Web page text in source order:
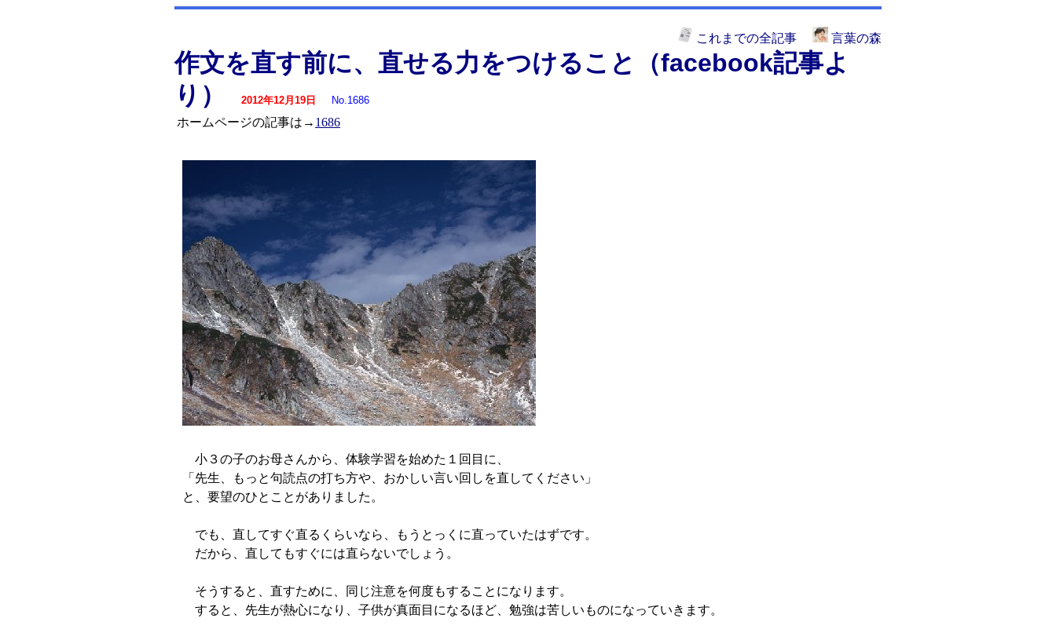
これまでの全記事 言葉の森
作文を直す前に、直せる力をつけること（facebook記事よ
り）
2012年12月19日 No.1686
ホームページの記事は→ 1686
小３の子のお母さんから、体験学習を始めた１回目に、
「先生、もっと句読点の打ち方や、おかしい言い回しを直してください」
と、要望のひとことがありました。
でも、直してすぐ直るくらいなら、もうとっくに直っていたはずです。
だから、直してもすぐには直らないでしょう。
そうすると、直すために、同じ注意を何度もすることになります。
すると、先生が熱心になり、子供が真面目になるほど、勉強は苦しいものになっていきます。